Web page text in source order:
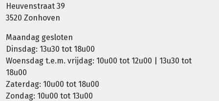
Heuvenstraat 39
3520 Zonhoven
Maandag gesloten
Dinsdag: 13u30 tot 18u00
Woensdag t.e.m. vrijdag: 10u00 tot 12u00 | 13u30 tot
18u00
Zaterdag: 10u00 tot 18u00
Zondag: 10u00 tot 13u00